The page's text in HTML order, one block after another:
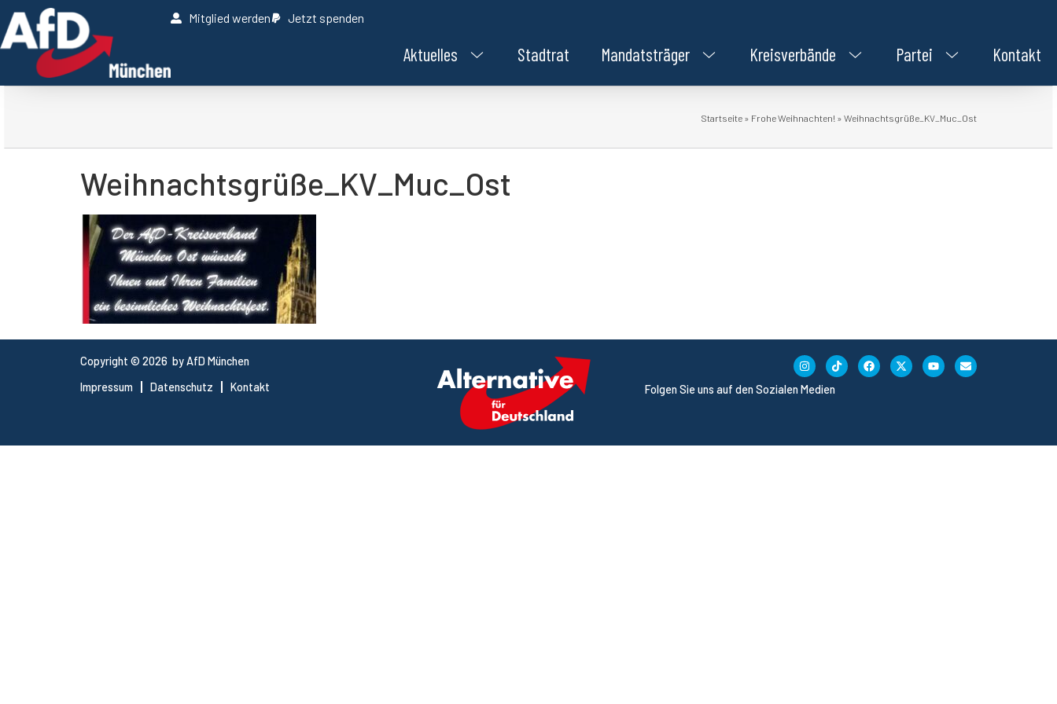
Mitglied werden Jetzt spenden
Aktuelles Stadtrat Mandatsträger Kreisverbände Partei Kontakt
Startseite » Frohe Weihnachten! » Weihnachtsgrüße_KV_Muc_Ost
Weihnachtsgrüße_KV_Muc_Ost
Copyright © 2026 by AfD München
Impressum
Datenschutz Kontakt Folgen Sie uns auf den Sozialen Medien